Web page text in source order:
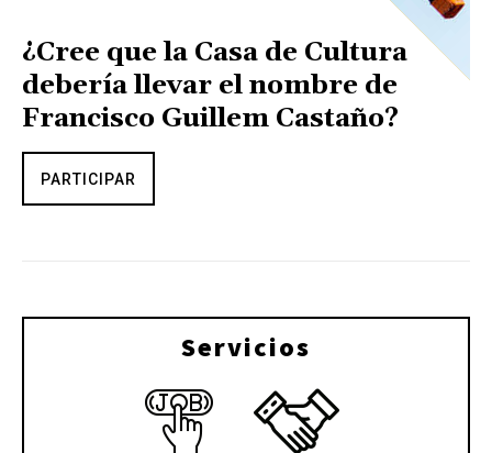
¿Cree que la Casa de Cultura
debería llevar el nombre de
Francisco Guillem Castaño?
PARTICIPAR
Servicios